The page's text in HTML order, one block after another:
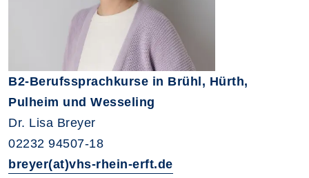
B2-Berufssprachkurse in Brühl, Hürth,
Pulheim und Wesseling
Dr. Lisa Breyer
02232 94507-18
breyer(at)vhs-rhein-erft.de